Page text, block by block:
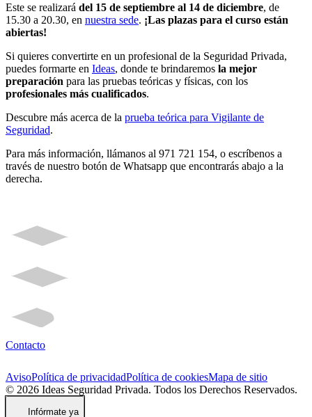
Este se realizará del 15 de septiembre al 14 de diciembre, de
15.30 a 20.30, en nuestra sede. ¡Las plazas para el curso están
abiertas!
Si quieres convertirte en un profesional de la Seguridad Privada,
puedes formarte en Ideas, donde te brindaremos la mejor
preparación para las pruebas teóricas y físicas, con los
profesionales más cualificados.
Descubre más acerca de la prueba teórica para Vigilante de
Seguridad.
Para más información, llámanos al 971 721 154, o escríbenos a
través de nuestro botón de Whatsapp que encontrarás abajo a la
derecha.
Contacto
AvisoPolítica de privacidadPolítica de cookiesMapa de sitio
© 2026 Ideas Seguridad Privada. Todos los Derechos Reservados.
Infórmate ya